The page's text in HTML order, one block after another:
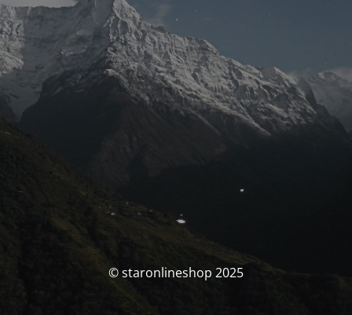
© staronlineshop 2025